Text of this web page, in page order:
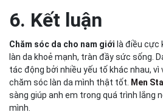
6. Kết luận
Chăm sóc da cho nam giới là điều cực
làn da khoẻ mạnh, tràn đầy sức sống.
tác động bởi nhiều yếu tố khác nhau, vì
chăm sóc làn da mình thật tốt. Men
sàng giúp anh em trong quá trình lắng
mình.